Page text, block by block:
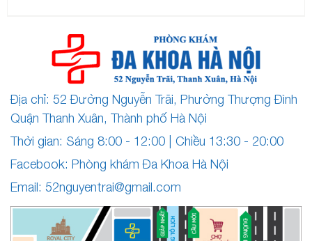
Địa chỉ: 52 Đường Nguyễn Trãi, Phường Thượng Đình
Quận Thanh Xuân, Thành phố Hà Nội
Thời gian: Sáng 8:00 - 12:00 | Chiều 13:30 - 20:00
Facebook: Phòng khám Đa Khoa Hà Nội
Email: 52nguyentrai@gmail.com